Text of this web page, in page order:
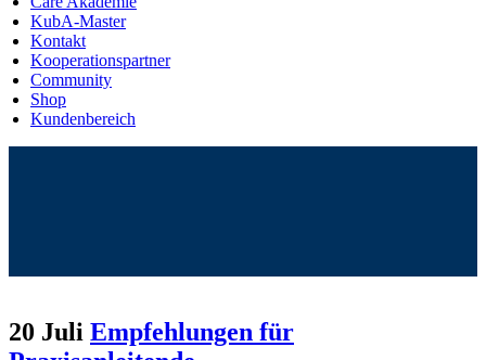
KubA-Master
Kontakt
Kooperationspartner
Community
Shop
Kundenbereich
20 Juli Empfehlungen für